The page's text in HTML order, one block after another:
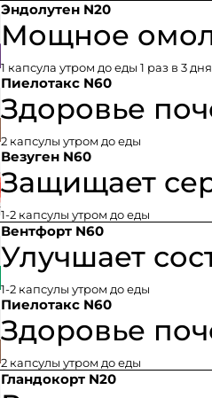
Эндолутен N20
Мощное
1 капсула утром до еды 1 раз в 3 дня
Пиелотакс N60
Здоровье
2 капсулы утром до еды
Везуген N60
Защищает
1-2 капсулы утром до еды
Вентфорт N60
Улучшает
1-2 капсулы утром до еды
Пиелотакс N60
Здоровье
2 капсулы утром до еды
Гландокорт N20